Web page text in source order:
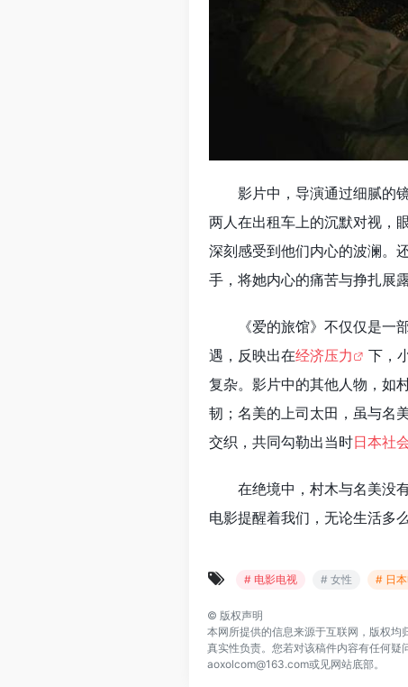
影片中，导演通过细腻的
两人在出租车上的沉默对视，
深刻感受到他们内心的波澜。
手，将她内心的痛苦与挣扎展露
《爱的旅馆》不仅仅是
遇，反映出在经济压力
下，
复杂。影片中的其他人物，如
韧；名美的上司太田，虽与名
交织，共同勾勒出当时日本社
在绝境中，村木与名美没
电影提醒着我们，无论生活多
# 电影电视 # 女性 # 日
© 版权声明
本网所提供的信息来源于互联网，版权
真实性负责。您若对该稿件内容有任何
aoxolcom@163.com或见网站底部。